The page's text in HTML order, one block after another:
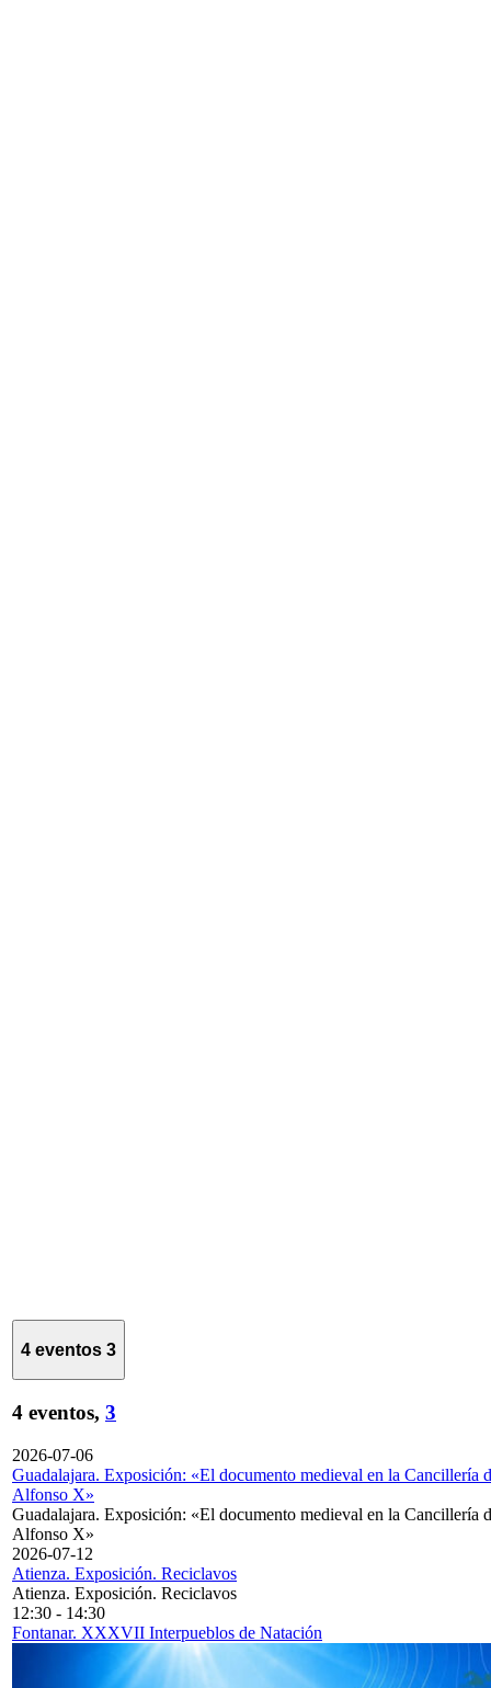
4 eventos 3
4 eventos, 3
2026-07-06
Guadalajara. Exposición: «El documento medieval en la Cancillería
Alfonso X»
Guadalajara. Exposición: «El documento medieval en la Cancillería
Alfonso X»
2026-07-12
Atienza. Exposición. Reciclavos
Atienza. Exposición. Reciclavos
12:30 - 14:30
Fontanar. XXXVII Interpueblos de Natación